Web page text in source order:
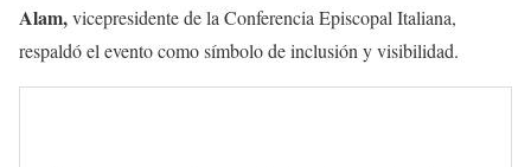
Alam,vicepresidente de la Conferencia Episcopal Italiana,
respaldó el evento como símbolo de inclusión y visibilidad.